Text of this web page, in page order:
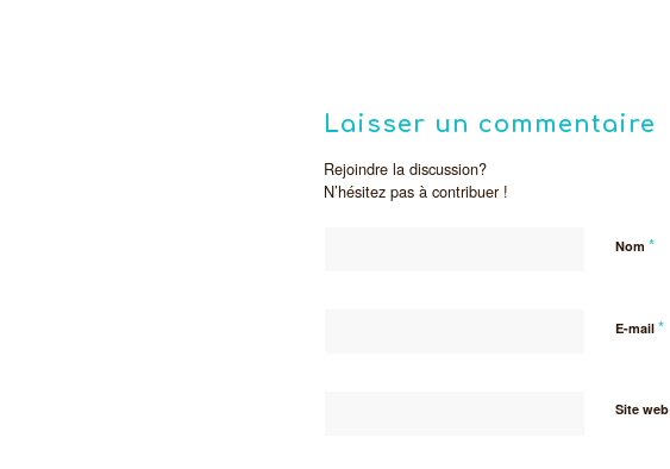
Laisser un commentaire
Rejoindre la discussion?
N’hésitez pas à contribuer !
Nom *
E-mail *
Site web